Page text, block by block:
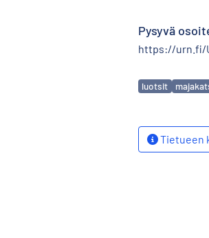
Pysyvä
https://urn.fi/
Avainsanat
luotsit
Tietueen